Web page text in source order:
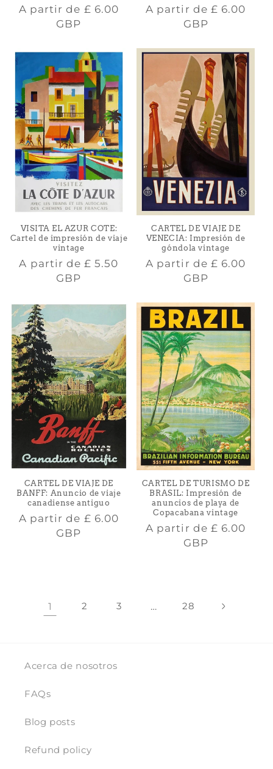
Precio
habitual
A partir de £ 6.00
GBP
Precio
habitual
A partir de £ 6.00
GBP
VISITA EL AZUR COTE:
Cartel de impresión de viaje
vintage
Precio
habitual
A partir de£ 5.50
GBP
CARTEL DE VIAJE DE
VENECIA: Impresión de
góndola vintage
Precio
habitual
A partir de £ 6.00
GBP
CARTEL DE VIAJE DE
BANFF: Anuncio de viaje
canadiense antiguo
Precio
habitual
A partir de £ 6.00
GBP
CARTEL DE TURISMO DE
BRASIL: Impresión de
anuncios de playa de
Copacabana vintage
Precio
habitual
A partir de £ 6.00
GBP
1 2 3 … 28
Acerca de nosotros
FAQs
Blog posts
Refund policy